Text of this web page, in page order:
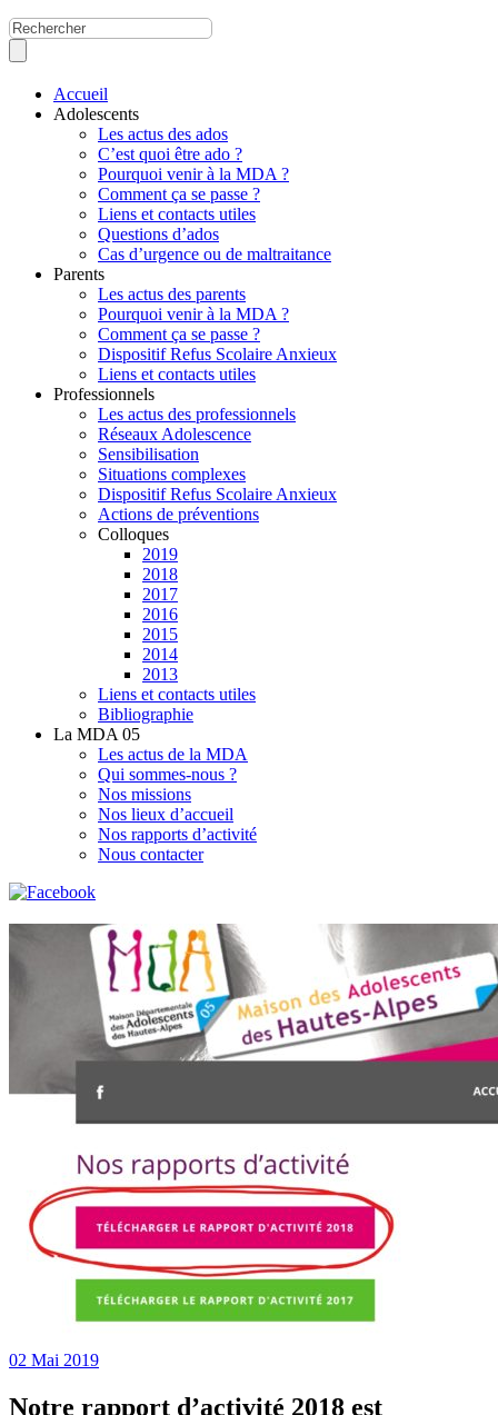
Accueil
Adolescents
Les actus des ados
C’est quoi être ado ?
Pourquoi venir à la MDA ?
Comment ça se passe ?
Liens et contacts utiles
Questions d’ados
Cas d’urgence ou de maltraitance
Parents
Les actus des parents
Pourquoi venir à la MDA ?
Comment ça se passe ?
Dispositif Refus Scolaire Anxieux
Liens et contacts utiles
Professionnels
Les actus des professionnels
Réseaux Adolescence
Sensibilisation
Situations complexes
Dispositif Refus Scolaire Anxieux
Actions de préventions
Colloques
2019
2018
2017
2016
2015
2014
2013
Liens et contacts utiles
Bibliographie
La MDA 05
Les actus de la MDA
Qui sommes-nous ?
Nos missions
Nos lieux d’accueil
Nos rapports d’activité
Nous contacter
02 Mai 2019
Notre rapport d’activité 2018 est